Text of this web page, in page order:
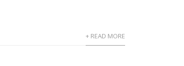
+ READ MORE